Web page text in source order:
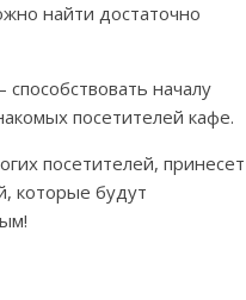
найти достаточно
началу
посетителей кафе.
посетителей, принесет
которые будут